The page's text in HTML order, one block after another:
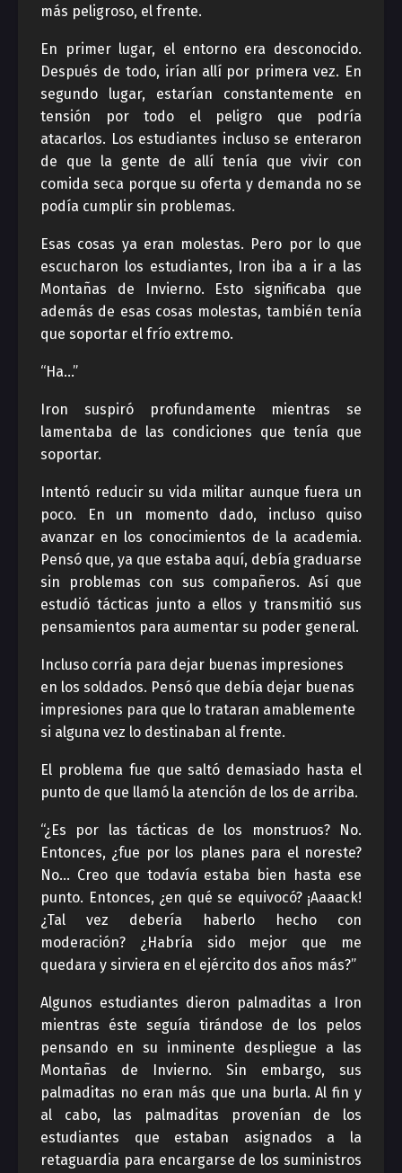
más peligroso, el frente.
En primer lugar, el entorno era desconocido.
Después de todo, irían allí por primera vez. En
segundo lugar, estarían constantemente en
tensión por todo el peligro que podría
atacarlos. Los estudiantes incluso se enteraron
de que la gente de allí tenía que vivir con
comida seca porque su oferta y demanda no se
podía cumplir sin problemas.
Esas cosas ya eran molestas. Pero por lo que
escucharon los estudiantes, Iron iba a ir a las
Montañas de Invierno. Esto significaba que
además de esas cosas molestas, también tenía
que soportar el frío extremo.
“Ha…”
Iron suspiró profundamente mientras se
lamentaba de las condiciones que tenía que
soportar.
Intentó reducir su vida militar aunque fuera un
poco. En un momento dado, incluso quiso
avanzar en los conocimientos de la academia.
Pensó que, ya que estaba aquí, debía graduarse
sin problemas con sus compañeros. Así que
estudió tácticas junto a ellos y transmitió sus
pensamientos para aumentar su poder general.
Incluso corría para dejar buenas impresiones
en los soldados. Pensó que debía dejar buenas
impresiones para que lo trataran amablemente
si alguna vez lo destinaban al frente.
El problema fue que saltó demasiado hasta el
punto de que llamó la atención de los de arriba.
“¿Es por las tácticas de los monstruos? No.
Entonces, ¿fue por los planes para el noreste?
No… Creo que todavía estaba bien hasta ese
punto. Entonces, ¿en qué se equivocó? ¡Aaaack!
¿Tal vez debería haberlo hecho con
moderación? ¿Habría sido mejor que me
quedara y sirviera en el ejército dos años más?”
Algunos estudiantes dieron palmaditas a Iron
mientras éste seguía tirándose de los pelos
pensando en su inminente despliegue a las
Montañas de Invierno. Sin embargo, sus
palmaditas no eran más que una burla. Al fin y
al cabo, las palmaditas provenían de los
estudiantes que estaban asignados a la
retaguardia para encargarse de los suministros